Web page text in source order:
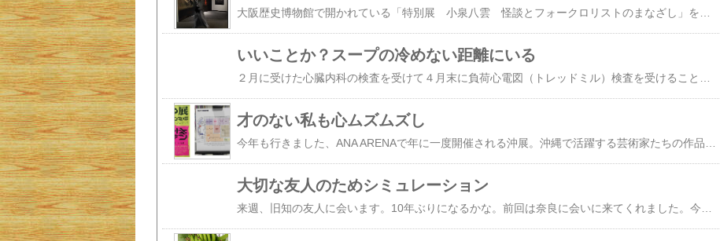
いいことか？スープの冷めない距離にいる
才のない私も心ムズムズし
大切な友人のためシミュレーション